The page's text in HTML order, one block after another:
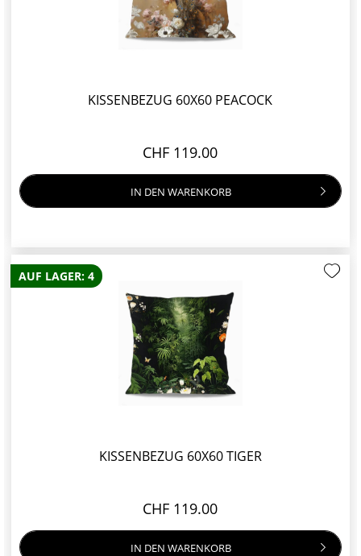
KISSENBEZUG 60X60 PEACOCK
CHF 119.00
IN DEN WARENKORB
AUF LAGER: 4
KISSENBEZUG 60X60 TIGER
CHF 119.00
IN DEN WARENKORB